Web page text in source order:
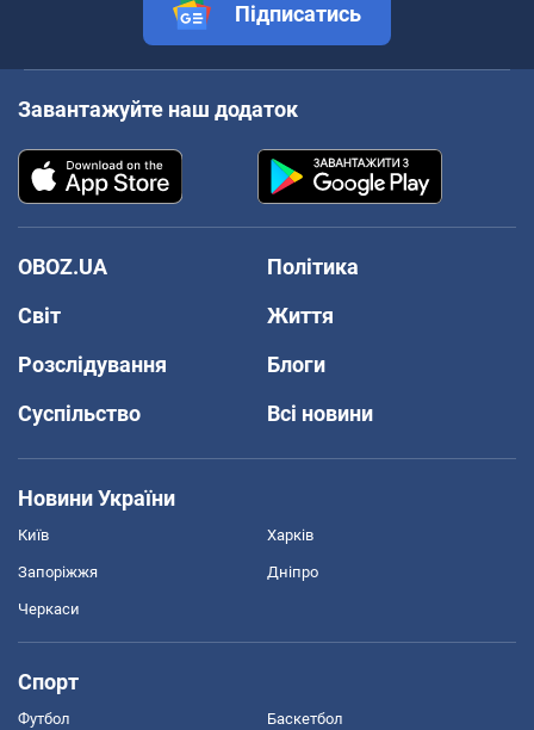
Підписатись
Завантажуйте наш додаток
OBOZ.UA
Політика
Світ
Життя
Розслідування
Блоги
Суспільство
Всі новини
Новини України
Київ Харків
Запоріжжя Дніпро
Черкаси
Спорт
Футбол Баскетбол